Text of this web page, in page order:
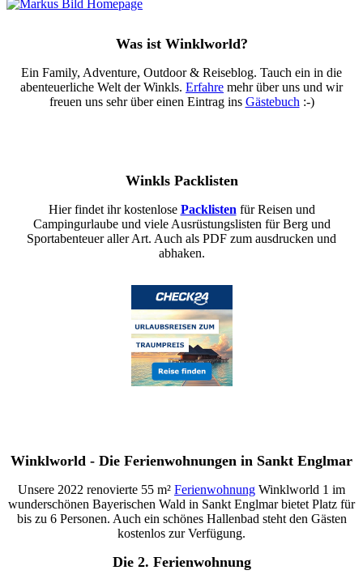
Was ist Winklworld?
Ein Family, Adventure, Outdoor & Reiseblog. Tauch ein in die
abenteuerliche Welt der Winkls. Erfahre mehr über uns und wir
freuen uns sehr über einen Eintrag ins Gästebuch :-)
Winkls Packlisten
Hier findet ihr kostenlose Packlisten für Reisen und
Campingurlaube und viele Ausrüstungslisten für Berg und
Sportabenteuer aller Art. Auch als PDF zum ausdrucken und
abhaken.
Winklworld - Die Ferienwohnungen in Sankt Englmar
Unsere 2022 renovierte 55 m² Ferienwohnung Winklworld 1 im
wunderschönen Bayerischen Wald in Sankt Englmar bietet Platz für
bis zu 6 Personen. Auch ein schönes Hallenbad steht den Gästen
kostenlos zur Verfügung.
Die 2. Ferienwohnung